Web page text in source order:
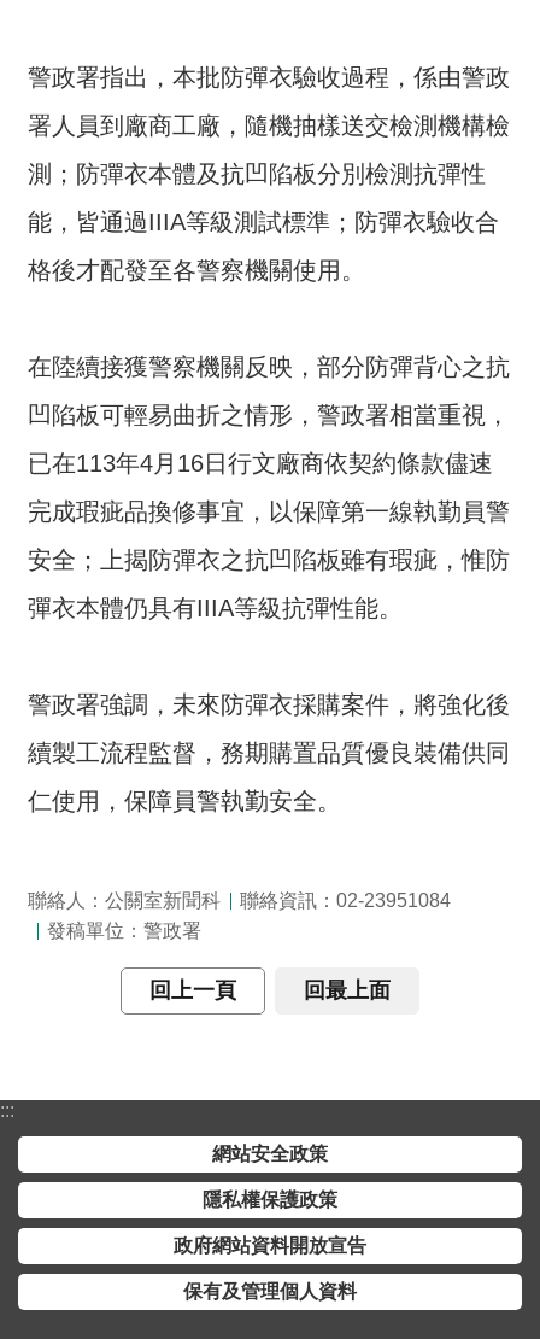
主
題
服
動
交
流
首
頁
網
導
覽
民
箱
雙
詞
常
見
報
English
網
警政署指出，本批防彈衣驗收過程，係由警政
署人員到廠商工廠，隨機抽樣送交檢測機構檢
測；防彈衣本體及抗凹陷板分別檢測抗彈性
能，皆通過IIIA等級測試標準；防彈衣驗收合
格後才配發至各警察機關使用。
在陸續接獲警察機關反映，部分防彈背心之抗
凹陷板可輕易曲折之情形，警政署相當重視，
已在113年4月16日行文廠商依契約條款儘速
完成瑕疵品換修事宜，以保障第一線執勤員警
安全；上揭防彈衣之抗凹陷板雖有瑕疵，惟防
彈衣本體仍具有IIIA等級抗彈性能。
警政署強調，未來防彈衣採購案件，將強化後
續製工流程監督，務期購置品質優良裝備供同
仁使用，保障員警執勤安全。
聯絡人：公關室新聞科
聯絡資訊：02-23951084
發稿單位：警政署
回上一頁 回最上面
:::
網站安全政策
隱私權保護政策
政府網站資料開放宣告
保有及管理個人資料